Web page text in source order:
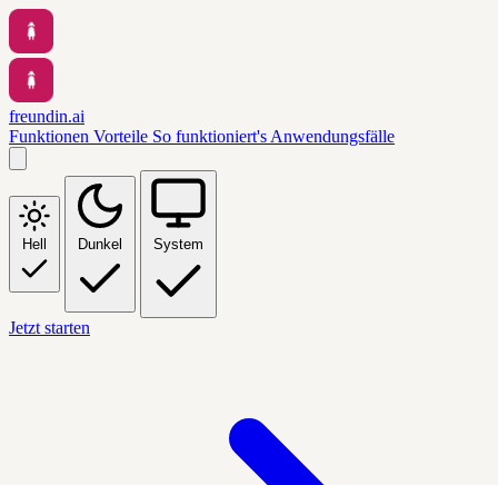
freundin.ai
Funktionen Vorteile So funktioniert's Anwendungsfälle
Hell Dunkel System
Jetzt starten